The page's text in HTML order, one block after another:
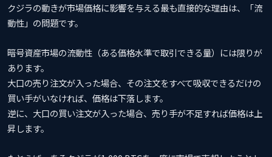
クジラの動きが市場価格に影響を与える最も直接的な理由は、「流
動性」の問題です。
暗号資産市場の流動性（ある価格水準で取引できる量）には限りが
あります。
大口の売り注文が入った場合、その注文をすべて吸収できるだけの
買い手がいなければ、価格は下落します。
逆に、大口の買い注文が入った場合、売り手が不足すれば価格は上
昇します。